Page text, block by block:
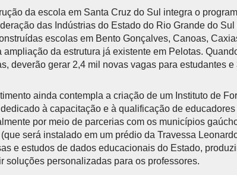
da escola em Santa Cruz do Sul integra o
das Indústrias do Estado do Rio Grande do
escolas em Bento Gonçalves, Canoas,
ampliação da estrutura já existente em Pelotas.
deverão gerar 2,4 mil novas vagas para estudantes
ainda contempla a criação de um Instituto de
à capacitação e à qualificação de
por meio de parcerias com os municípios
será instalado em um prédio da Travessa
e estudos de dados educacionais do Estado,
soluções personalizadas para os professores.